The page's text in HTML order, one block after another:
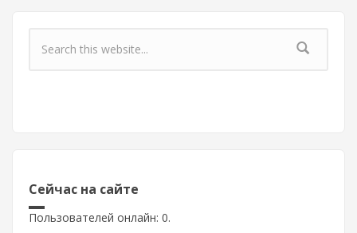
Форма поиска
Сейчас на сайте
Пользователей онлайн: 0.